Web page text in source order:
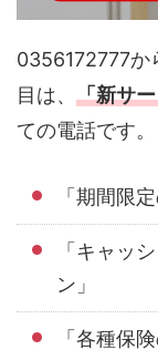
0356172777か
目は、 「新サ
ての電話です。
「期間限
「キャッ
ン」
「各種保